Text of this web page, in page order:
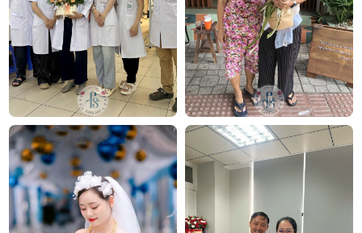
tặng bó hoa 3 bông có thể tượng trưng cho sự kết nối giữa
quá khứ, hiện tại và tương lai, thể hiện lời cam kết sẽ tiếp
tục yêu thương và chăm sóc đối phương.
Lễ tốt nghiệp của bạn bè, người thân: Bó hoa 3 bông cũng
có thể được tặng để chúc mừng người thân, bạn bè trong
các dịp tốt nghiệp, thăng tiến công việc hay đạt được
thành tựu, mang ý nghĩa chúc phúc cho một tương lai
tươi sáng.
Ngày của mẹ và Ngày Quốc tế Phụ nữ: Tặng bó hoa 3
bông vào các dịp này thể hiện lòng biết ơn và tình yêu
dành cho người phụ nữ trong cuộc sống của mẹ, vợ, bạn
gái, em gái…